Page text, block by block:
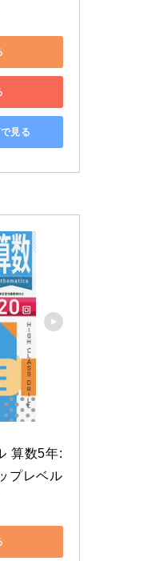
見る
算数5年:
プレベル